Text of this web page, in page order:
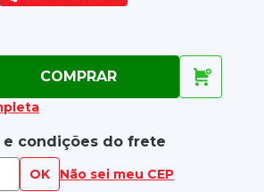
COMPRAR
e condições do frete
OK Não sei meu CEP